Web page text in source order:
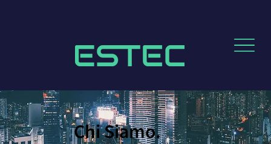
Chi Siamo.